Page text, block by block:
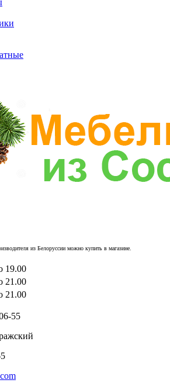
из Белоруссии можно купить в магазине.
19.00
21.00
21.00
55